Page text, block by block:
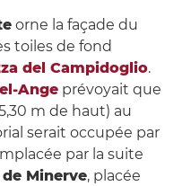
orne la façade du
toiles de fond
del Campidoglio.
Angeprévoyait que
m de haut) au
serait occupée par
par la suite
Minerve, placée